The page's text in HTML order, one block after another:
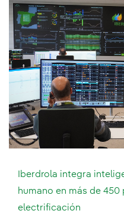
Iberdrola integra
humano en más de
electrificación